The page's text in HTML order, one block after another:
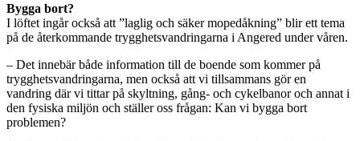
Bygga bort?
I löftet ingår också att ”laglig och säker mopedåkning” blir ett tema
på de återkommande trygghetsvandringarna i Angered under våren.
– Det innebär både information till de boende som kommer på
trygghetsvandringarna, men också att vi tillsammans gör en
vandring där vi tittar på skyltning, gång- och cykelbanor och annat i
den fysiska miljön och ställer oss frågan: Kan vi bygga bort
problemen?